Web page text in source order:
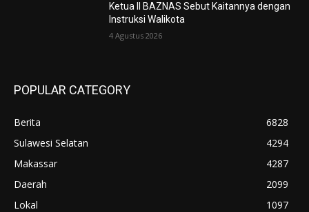
Ketua II BAZNAS Sebut Kaitannya dengan
Instruksi Walikota
4 Agustus 2026
POPULAR CATEGORY
Berita
6828
Sulawesi Selatan
4294
Makassar
4287
Daerah
2099
Lokal
1097